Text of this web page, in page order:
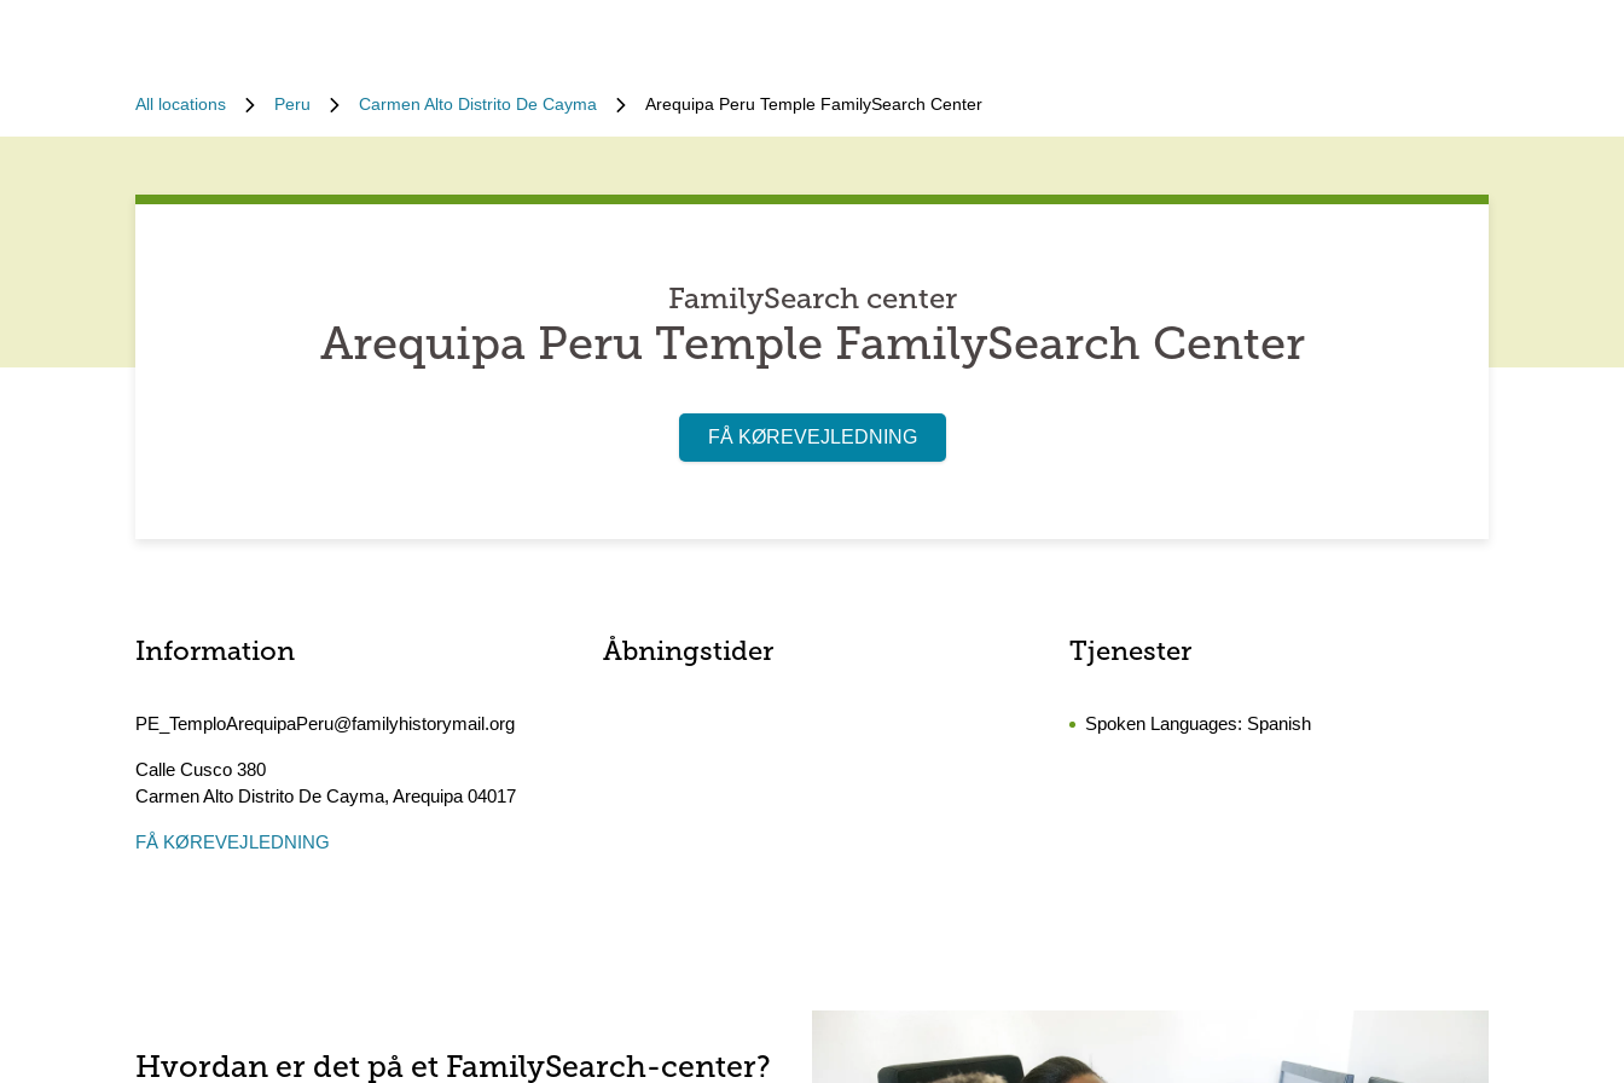
All locations Peru Carmen Alto Distrito De Cayma Arequipa Peru Temple FamilySearch Center
FamilySearch center
Arequipa Peru Temple FamilySearch Center
FÅ KØREVEJLEDNING
Information
PE_TemploArequipaPeru@familyhistorymail.org
Calle Cusco 380
Carmen Alto Distrito De Cayma, Arequipa 04017
FÅ KØREVEJLEDNING
Åbningstider Tjenester
Spoken Languages: Spanish
Hvordan er det på et FamilySearch-center?